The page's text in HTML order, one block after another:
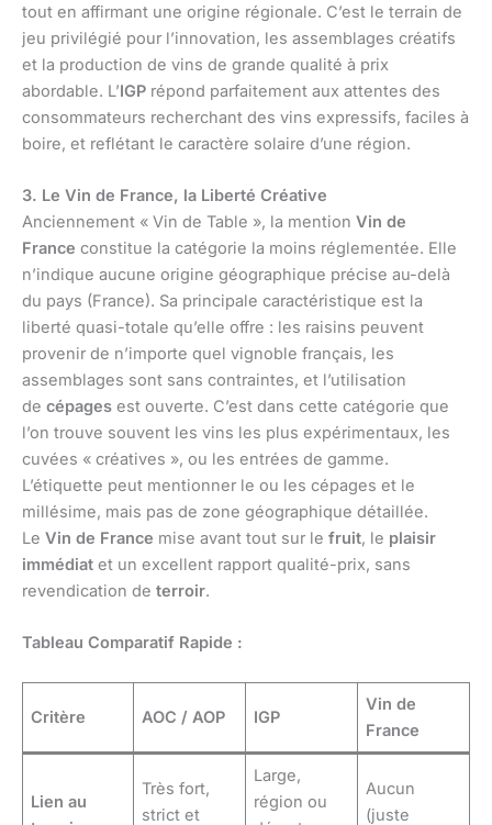
tout en affirmant une origine régionale. C’est le terrain de
jeu privilégié pour l’innovation, les assemblages créatifs
et la production de vins de grande qualité à prix
abordable. L’IGP répond parfaitement aux attentes des
consommateurs recherchant des vins expressifs, faciles à
boire, et reflétant le caractère solaire d’une région.
3. Le Vin de France, la Liberté Créative
Anciennement « Vin de Table », la mention Vin de
France constitue la catégorie la moins réglementée. Elle
n’indique aucune origine géographique précise au-delà
du pays (France). Sa principale caractéristique est la
liberté quasi-totale qu’elle offre : les raisins peuvent
provenir de n’importe quel vignoble français, les
assemblages sont sans contraintes, et l’utilisation
de cépages est ouverte. C’est dans cette catégorie que
l’on trouve souvent les vins les plus expérimentaux, les
cuvées « créatives », ou les entrées de gamme.
L’étiquette peut mentionner le ou les cépages et le
millésime, mais pas de zone géographique détaillée.
Le Vin de France mise avant tout sur le fruit, le plaisir
immédiat et un excellent rapport qualité-prix, sans
revendication de terroir.
Tableau Comparatif Rapide :
Critère AOC / AOP IGP
Vin de
France
Lien au
Très fort,
strict et
Large,
région ou
Aucun
(juste